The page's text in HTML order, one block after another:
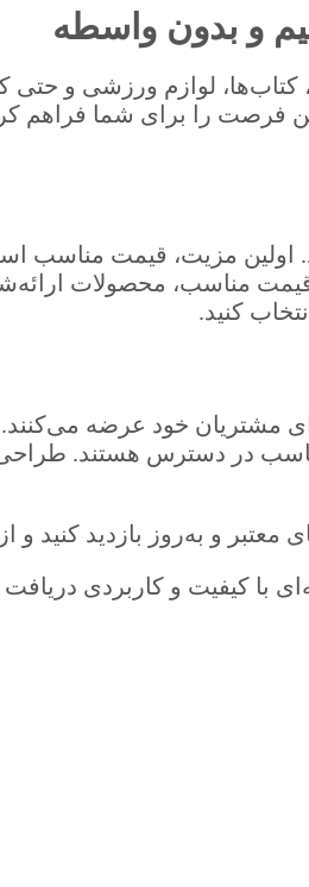
و بدون واسطه
لوازم ورزشی و حتی
فرصت را برای شما فراهم
اولین مزیت، قیمت
مناسب، محصولات
کنید.
مشتریان خود عرضه
در دسترس هستند.
معتبر و به‌روز بازدید کنید
با کیفیت و کاربردی